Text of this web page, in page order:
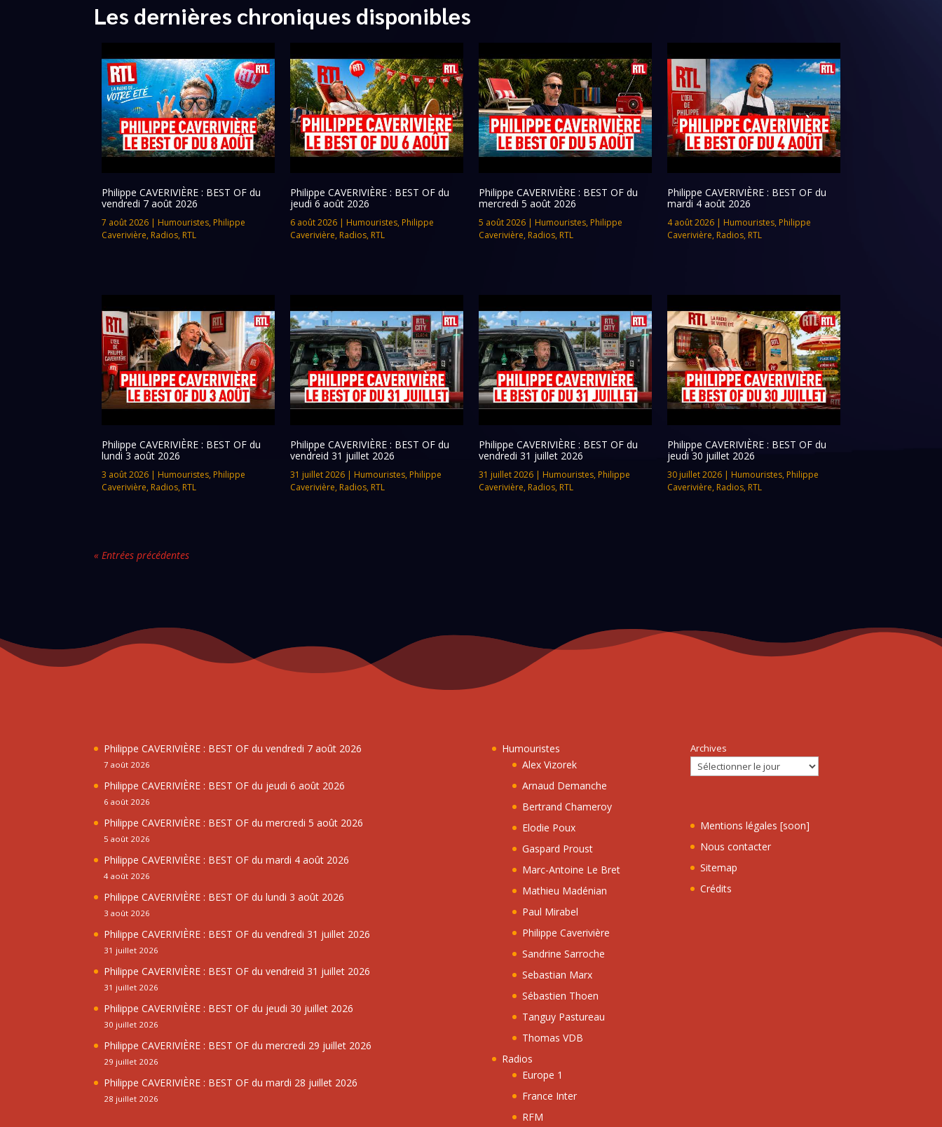
Les dernières chroniques disponibles
Philippe CAVERIVIÈRE : BEST OF du
vendredi 7 août 2026
7 août 2026 | Humouristes, Philippe
Caverivière, Radios, RTL
Philippe CAVERIVIÈRE : BEST OF du
jeudi 6 août 2026
6 août 2026| Humouristes, Philippe
Caverivière, Radios, RTL
Philippe CAVERIVIÈRE : BEST OF du
mercredi 5 août 2026
5 août 2026| Humouristes, Philippe
Caverivière, Radios, RTL
Philippe CAVERIVIÈRE : BEST OF du
mardi 4 août 2026
4 août 2026| Humouristes, Philippe
Caverivière, Radios, RTL
Philippe CAVERIVIÈRE : BEST OF du
lundi 3 août 2026
3 août 2026 | Humouristes, Philippe
Caverivière, Radios, RTL
Philippe CAVERIVIÈRE : BEST OF du
vendreid 31 juillet 2026
31 juillet 2026| Humouristes, Philippe
Caverivière, Radios, RTL
Philippe CAVERIVIÈRE : BEST OF du
vendredi 31 juillet 2026
31 juillet 2026| Humouristes, Philippe
Caverivière, Radios, RTL
Philippe CAVERIVIÈRE : BEST OF du
jeudi 30 juillet 2026
30 juillet 2026| Humouristes, Philippe
Caverivière, Radios, RTL
« Entrées précédentes
Philippe CAVERIVIÈRE : BEST OF du vendredi 7 août 2026
7 août 2026
Philippe CAVERIVIÈRE : BEST OF du jeudi 6 août 2026
6 août 2026
Philippe CAVERIVIÈRE : BEST OF du mercredi 5 août 2026
5 août 2026
Philippe CAVERIVIÈRE : BEST OF du mardi 4 août 2026
4 août 2026
Philippe CAVERIVIÈRE : BEST OF du lundi 3 août 2026
3 août 2026
Philippe CAVERIVIÈRE : BEST OF du vendredi 31 juillet 2026
31 juillet 2026
Philippe CAVERIVIÈRE : BEST OF du vendreid 31 juillet 2026
31 juillet 2026
Philippe CAVERIVIÈRE : BEST OF du jeudi 30 juillet 2026
30 juillet 2026
Philippe CAVERIVIÈRE : BEST OF du mercredi 29 juillet 2026
29 juillet 2026
Philippe CAVERIVIÈRE : BEST OF du mardi 28 juillet 2026
28 juillet 2026
Humouristes
Alex Vizorek
Arnaud Demanche
Bertrand Chameroy
Elodie Poux
Gaspard Proust
Marc-Antoine Le Bret
Mathieu Madénian
Paul Mirabel
Philippe Caverivière
Sandrine Sarroche
Sebastian Marx
Sébastien Thoen
Tanguy Pastureau
Thomas VDB
Radios
Europe 1
France Inter
RFM
Archives
Mentions légales [soon]
Nous contacter
Sitemap
Crédits